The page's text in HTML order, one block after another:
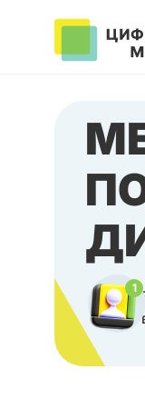
1